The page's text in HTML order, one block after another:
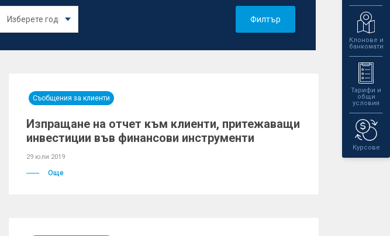
Клонове и
банкомати
Тарифи и
общи
условия
Курсове
Филтър
Съобщения за клиенти
Изпращане на отчет към клиенти, притежаващи
инвестиции във финансови инструменти
29 юли 2019
Още